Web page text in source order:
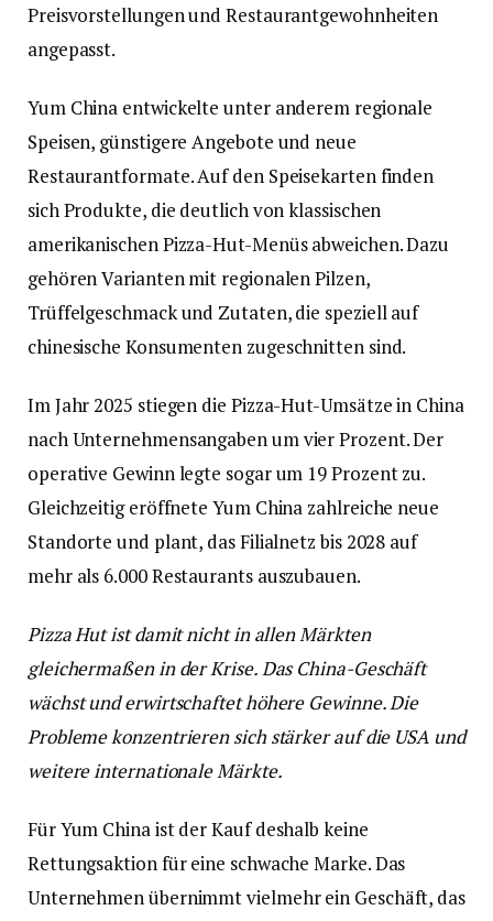
Preisvorstellungen und Restaurantgewohnheiten
angepasst.
Yum China entwickelte unter anderem regionale
Speisen, günstigere Angebote und neue
Restaurantformate. Auf den Speisekarten finden
sich Produkte, die deutlich von klassischen
amerikanischen Pizza-Hut-Menüs abweichen. Dazu
gehören Varianten mit regionalen Pilzen,
Trüffelgeschmack und Zutaten, die speziell auf
chinesische Konsumenten zugeschnitten sind.
Im Jahr 2025 stiegen die Pizza-Hut-Umsätze in China
nach Unternehmensangaben um vier Prozent. Der
operative Gewinn legte sogar um 19 Prozent zu.
Gleichzeitig eröffnete Yum China zahlreiche neue
Standorte und plant, das Filialnetz bis 2028 auf
mehr als 6.000 Restaurants auszubauen.
Pizza Hut ist damit nicht in allen Märkten
gleichermaßen in der Krise. Das China-Geschäft
wächst und erwirtschaftet höhere Gewinne. Die
Probleme konzentrieren sich stärker auf die USA und
weitere internationale Märkte.
Für Yum China ist der Kauf deshalb keine
Rettungsaktion für eine schwache Marke. Das
Unternehmen übernimmt vielmehr ein Geschäft, das